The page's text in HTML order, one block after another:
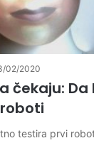
02/2020
čekaju: Da
testira prvi